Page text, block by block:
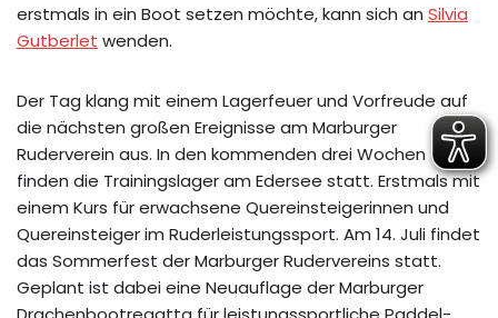
erstmals in ein Boot setzen möchte, kann sich an Silvia
Gutberlet wenden.
Der Tag klang mit einem Lagerfeuer und Vorfreude auf
die nächsten großen Ereignisse am Marburger
Ruderverein aus. In den kommenden drei Wochen
finden die Trainingslager am Edersee statt. Erstmals mit
einem Kurs für erwachsene Quereinsteigerinnen und
Quereinsteiger im Ruderleistungssport. Am 14. Juli findet
das Sommerfest der Marburger Rudervereins statt.
Geplant ist dabei eine Neuauflage der Marburger